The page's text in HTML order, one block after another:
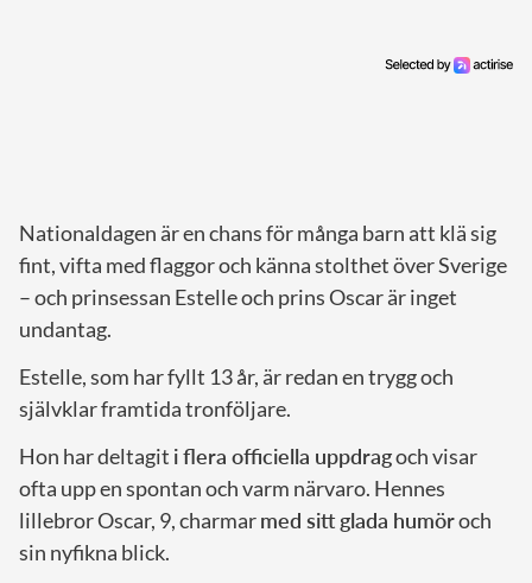
Nationaldagen är en chans för många barn att klä sig
fint, vifta med flaggor och känna stolthet över Sverige
– och prinsessan Estelle och prins Oscar är inget
undantag.
Estelle, som har fyllt 13 år, är redan en trygg och
självklar framtida tronföljare.
Hon har deltagit i flera officiella uppdragoch visar
ofta upp en spontan och varm närvaro. Hennes
lillebror Oscar, 9, charmarmed sitt glada humöroch
sin nyfikna blick.